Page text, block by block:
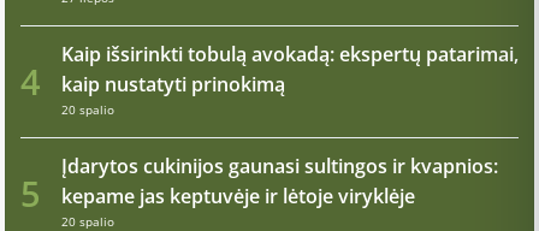
4
Kaip išsirinkti tobulą avokadą: ekspertų patarimai,
kaip nustatyti prinokimą
20 spalio
5
Įdarytos cukinijos gaunasi sultingos ir kvapnios:
kepame jas keptuvėje ir lėtoje viryklėje
20 spalio